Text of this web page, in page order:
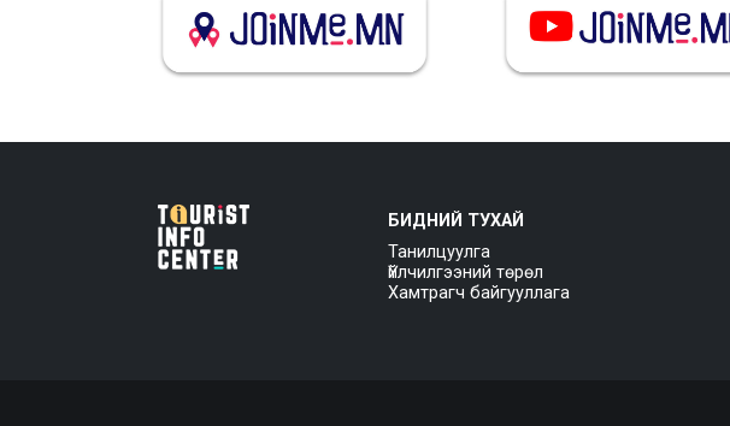
БИДНИЙ ТУХАЙ
Танилцуулга
Үйлчилгээний төрөл
Хамтрагч байгууллага